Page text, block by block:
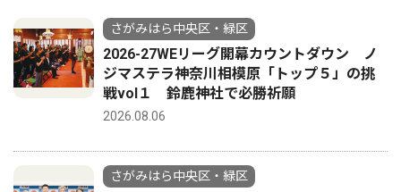
さがみはら中央区・緑区
2026-27WEリーグ開幕カウントダウン ノ
ジマステラ神奈川相模原「トップ５」の挑
戦vol１ 鈴鹿神社で必勝祈願
2026.08.06
さがみはら中央区・緑区